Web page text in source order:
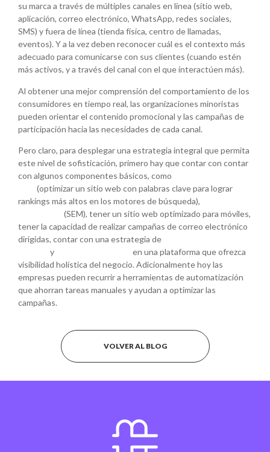
su marca a través de múltiples canales en línea (sitio web,
aplicación, correo electrónico, WhatsApp, redes sociales,
SMS) y fuera de línea (tienda física, centro de llamadas,
eventos). Y a la vez deben reconocer cuál es el contexto más
adecuado para comunicarse con sus clientes (cuando estén
más activos, y a través del canal con el que interactúen más).
Al obtener una mejor comprensión del comportamiento de los
consumidores en tiempo real, las organizaciones minoristas
pueden orientar el contenido promocional y las campañas de
participación hacia las necesidades de cada canal.
Pero claro, para desplegar una estrategia integral que permita
este nivel de sofisticación, primero hay que contar con contar
con algunos componentes básicos, como
(optimizar un sitio web con palabras clave para lograr
rankings más altos en los motores de búsqueda),
(SEM), tener un sitio web optimizado para móviles,
tener la capacidad de realizar campañas de correo electrónico
dirigidas, contar con una estrategia de
y
en una plataforma que ofrezca
visibilidad holística del negocio. Adicionalmente hoy las
empresas pueden recurrir a herramientas de automatización
que ahorran tareas manuales y ayudan a optimizar las
campañas.
VOLVER AL BLOG